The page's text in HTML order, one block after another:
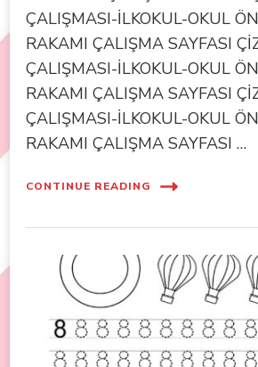
ÇALIŞMASI-İLKOKUL-OKUL
RAKAMI ÇALIŞMA SAYFASI
ÇALIŞMASI-İLKOKUL-OKUL
RAKAMI ÇALIŞMA SAYFASI
ÇALIŞMASI-İLKOKUL-OKUL
RAKAMI ÇALIŞMA SAYFASI …
CONTINUE READING